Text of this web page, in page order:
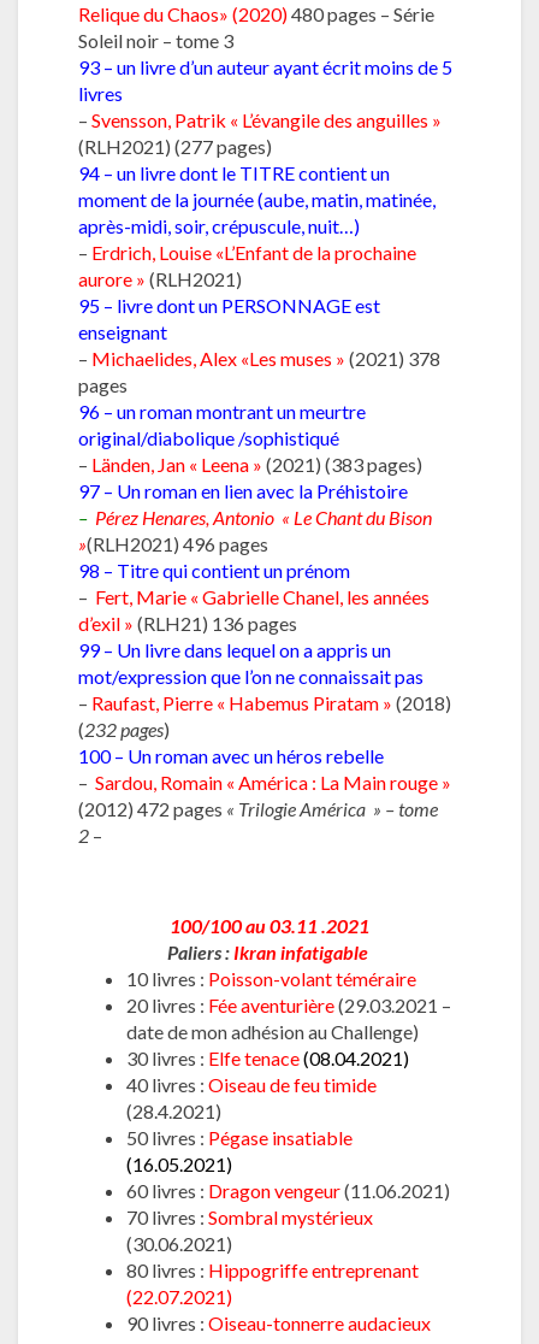
Relique du Chaos» (2020)480 pages – Série
Soleil noir – tome 3
93 – un livre d’un auteur ayant écrit moins de 5
livres
– Svensson, Patrik « L’évangile des anguilles »
(RLH2021) (277 pages)
94 – un livre dont le TITRE contient un
moment de la journée (aube, matin, matinée,
après-midi, soir, crépuscule, nuit…)
– Erdrich, Louise «L’Enfant de la prochaine
aurore » (RLH2021)
95 – livre dont un PERSONNAGE est
enseignant
– Michaelides, Alex «Les muses » (2021) 378
pages
96 – un roman montrant un meurtre
original/diabolique /sophistiqué
– Länden, Jan « Leena » (2021) (383 pages)
97 – Un roman en lien avec la Préhistoire
– Pérez Henares, Antonio « Le Chant du Bison
»(RLH2021) 496 pages
98 – Titre qui contient un prénom
– Fert, Marie « Gabrielle Chanel, les années
d’exil » (RLH21) 136 pages
99 – Un livre dans lequel on a appris un
mot/expression que l’on ne connaissait pas
– Raufast, Pierre « Habemus Piratam » (2018)
(232 pages)
100 – Un roman avec un héros rebelle
– Sardou, Romain « América : La Main rouge »
(2012) 472 pages « Trilogie América » – tome
2 –
100/100 au 03.11 .2021
Paliers : Ikran infatigable
10 livres : Poisson-volant téméraire
20 livres : Fée aventurière(29.03.2021 –
date de mon adhésion au Challenge)
30 livres : Elfe tenace(08.04.2021)
40 livres : Oiseau de feu timide
(28.4.2021)
50 livres : Pégase insatiable
(16.05.2021)
60 livres : Dragon vengeur(11.06.2021)
70 livres : Sombral mystérieux
(30.06.2021)
80 livres : Hippogriffe entreprenant
(22.07.2021)
90 livres : Oiseau-tonnerre audacieux